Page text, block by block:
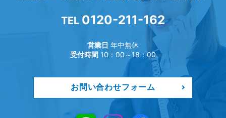
TEL 0120-211-162
営業日 年中無休
受付時間 10：00～18：00
お問い合わせフォーム